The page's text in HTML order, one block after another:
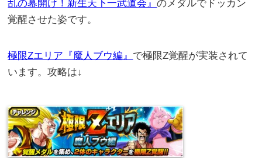
乱の幕開け！新生天下一武道会』のメダルでドッカン
覚醒させた姿です。
極限Zエリア『魔人ブウ編』 で極限Z覚醒が実装されて
います。攻略は↓